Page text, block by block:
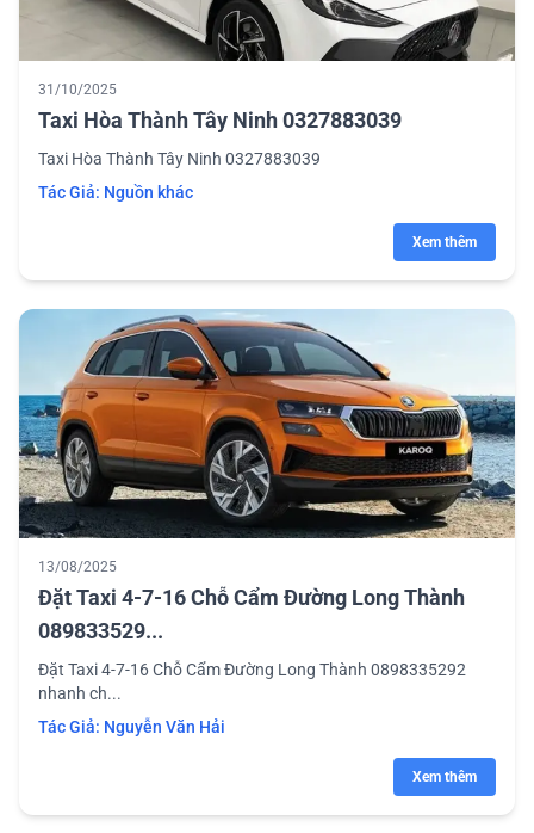
31/10/2025
Taxi Hòa Thành Tây Ninh 0327883039
Taxi Hòa Thành Tây Ninh 0327883039
Tác Giả: Nguồn khác
Xem thêm
13/08/2025
Đặt Taxi 4-7-16 Chỗ Cẩm Đường Long Thành
089833529...
Đặt Taxi 4-7-16 Chỗ Cẩm Đường Long Thành 0898335292
nhanh ch...
Tác Giả: Nguyễn Văn Hải
Xem thêm